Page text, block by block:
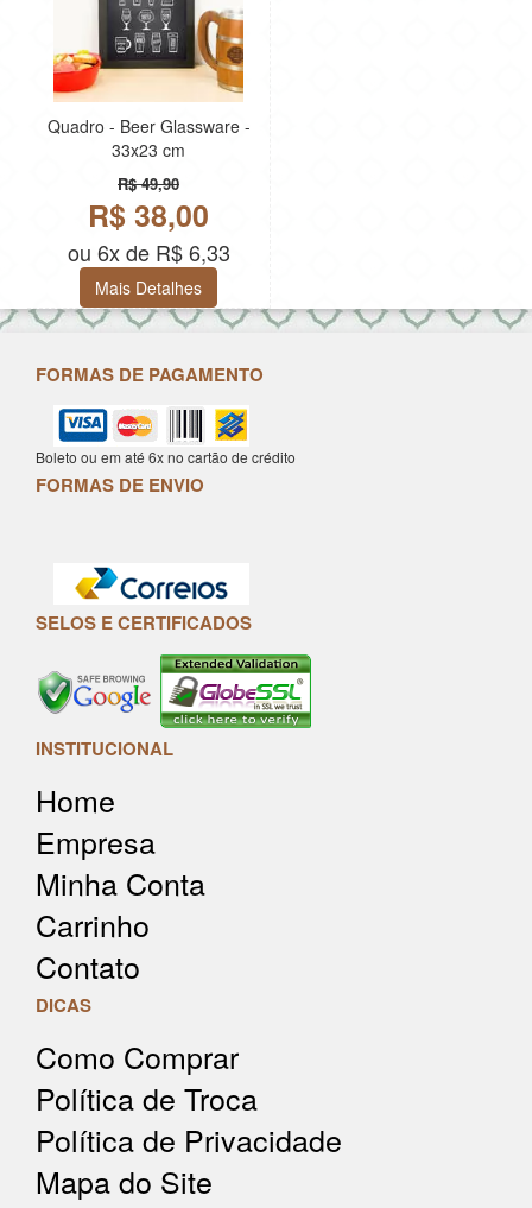
Quadro - Beer Glassware -
33x23 cm
R$ 49,90
R$ 38,00
ou 6x de R$ 6,33
Mais Detalhes
FORMAS DE PAGAMENTO
Boleto ou em até 6x no cartão de crédito
FORMAS DE ENVIO
SELOS E CERTIFICADOS
INSTITUCIONAL
Home
Empresa
Minha Conta
Carrinho
Contato
DICAS
Como Comprar
Política de Troca
Política de Privacidade
Mapa do Site